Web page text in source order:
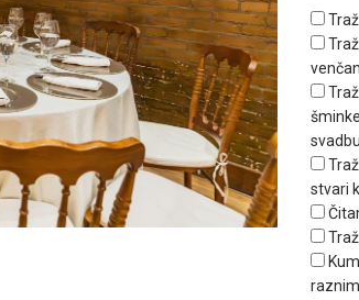
stvari